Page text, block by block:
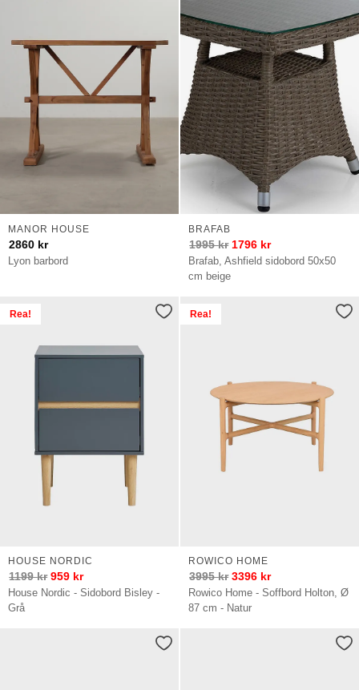
Lyon barbord
MANOR HOUSE
2860 kr
Brafab, Ashfield sidobord 50x50
cm beige
BRAFAB
1995kr 1796 kr
Rea!
House Nordic - Sidobord Bisley -
Grå
HOUSE NORDIC
1199kr 959 kr
Rea!
Rowico Home - Soffbord Holton, Ø
87 cm - Natur
ROWICO HOME
3995kr 3396 kr